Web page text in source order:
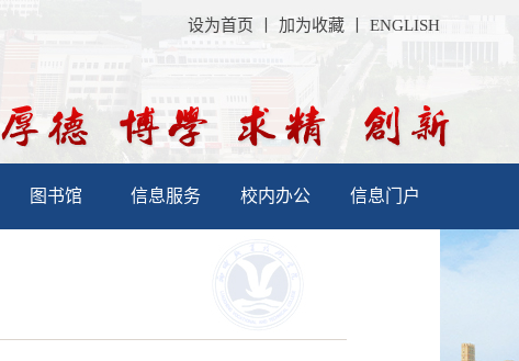
设为首页 加为收藏 ENGLISH
图书馆 信息服务 校内办公 信息门户